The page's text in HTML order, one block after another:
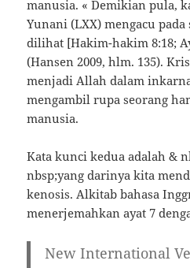
manusia. « Demikian pula,
Yunani (LXX) mengacu pada
dilihat [Hakim-hakim 8:18;
(Hansen 2009, hlm. 135).
menjadi Allah dalam
mengambil rupa seorang
manusia.
Kata kunci kedua adalah &
nbsp;yang darinya kita
kenosis. Alkitab bahasa
menerjemahkan ayat 7
New International